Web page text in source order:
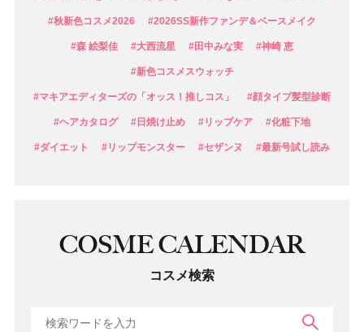
#秋新色コスメ2026 #2026SS新作ファンデ＆ベースメイク
#森 絵梨佳 #大西流星 #田中みな実 #神崎 恵
#新色コスメスウォッチ
#マキアエディターズの「オッス！推しコス」 #顔タイプ髪型診断
#ヘアカタログ #日焼け止め #リップケア #化粧下地
#ダイエット #リップモンスター #セザンヌ #最新号試し読み
COSME CALENDAR
コスメ検索